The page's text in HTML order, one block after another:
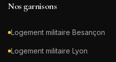
Nos garnisons
Logement militaire Besançon
Logement militaire Lyon